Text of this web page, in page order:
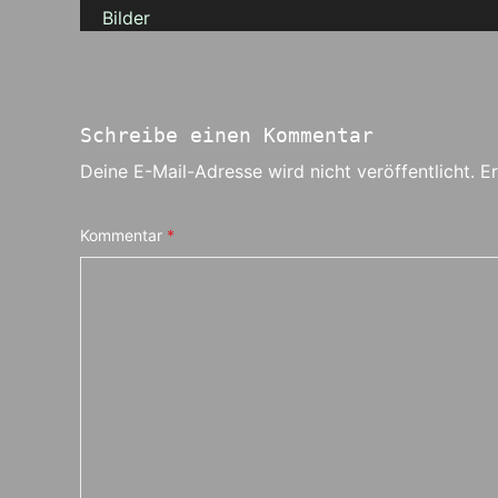
Schreibe einen Kommentar
Deine E-Mail-Adresse wird nicht veröffentlicht.
Kommentar *